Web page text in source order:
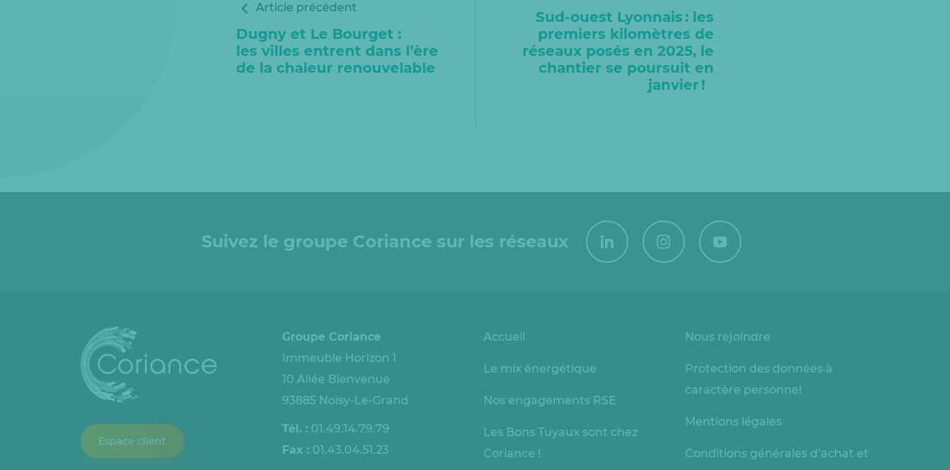
Article précédent
Dugny et Le Bourget :
les villes entrent dans l’ère
de la chaleur renouvelable
Sud-ouest Lyonnais : les
premiers kilomètres de
réseaux posés en 2025, le
chantier se poursuit en
janvier !
Suivez le groupe Coriance sur les réseaux
Espace client
Groupe Coriance
Immeuble Horizon 1
10 Allée Bienvenue
93885 Noisy-Le-Grand
Tél. : 01.49.14.79.79
Fax : 01.43.04.51.23
Accueil
Le mix énergétique
Nos engagements RSE
Les Bons Tuyaux sont chez
Coriance !
Nous rejoindre
Protection des données à
caractère personnel
Mentions légales
Conditions générales d’achat et